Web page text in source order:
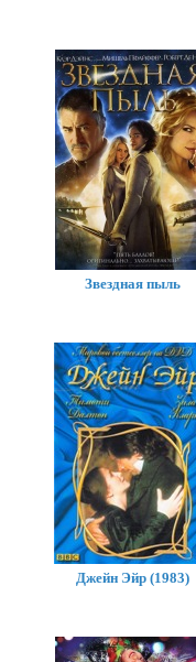
Звездная пыль
Джейн Эйр (1983)